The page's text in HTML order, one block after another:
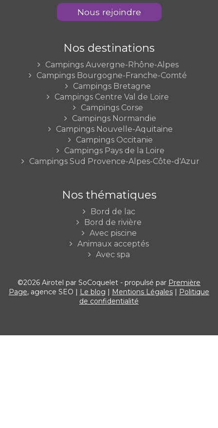
Nous rejoindre
Nos destinations
Campings Auvergne-Rhône-Alpes
Campings Bourgogne-Franche-Comté
Campings Bretagne
Campings Centre Val de Loire
Campings Corse
Campings Normandie
Campings Nouvelle-Aquitaine
Campings Occitanie
Campings Pays de la Loire
Campings Sud Provence-Alpes-Côte-d'Azur
Nos thématiques
Bord de lac
Bord de rivière
Avec piscine
Animaux acceptés
Avec spa
©2026 Airotel par SoCoquelet - propulsé par Première
Page, agence SEO | Le blog | Mentions Légales | Politique
de confidentialité